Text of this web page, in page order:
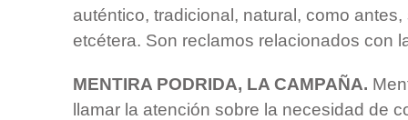
auténtico, tradicional, natural, como
etcétera. Son reclamos relacionados con
MENTIRA PODRIDA, LA CAMPAÑA.
llamar la atención sobre la necesidad de